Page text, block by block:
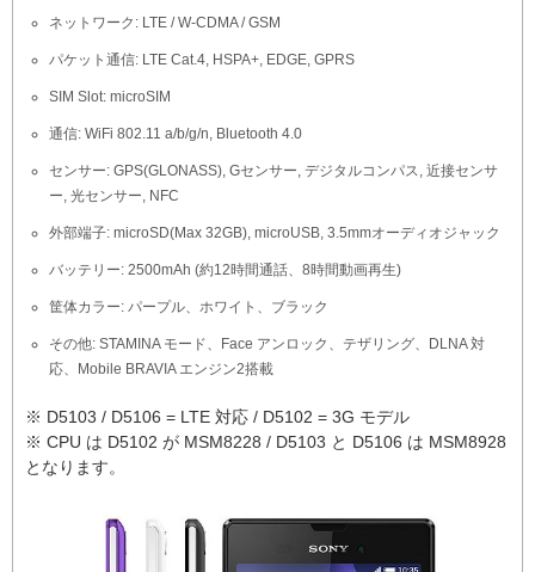
ネットワーク: LTE / W-CDMA / GSM
パケット通信: LTE Cat.4, HSPA+, EDGE, GPRS
SIM Slot: microSIM
通信: WiFi 802.11 a/b/g/n, Bluetooth 4.0
センサー: GPS(GLONASS), Gセンサー, デジタルコンパス, 近接センサ
ー, 光センサー, NFC
外部端子: microSD(Max 32GB), microUSB, 3.5mmオーディオジャック
バッテリー: 2500mAh (約12時間通話、8時間動画再生)
筐体カラー: パープル、ホワイト、ブラック
その他: STAMINA モード、Face アンロック、テザリング、DLNA 対
応、Mobile BRAVIA エンジン2搭載
※ D5103 / D5106 = LTE 対応 / D5102 = 3G モデル
※ CPU は D5102 が MSM8228 / D5103 と D5106 は MSM8928
となります。